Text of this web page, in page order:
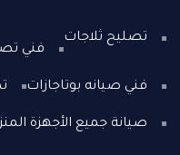
تصليح ثلاجات
فني
فني صيانه بوتاجازات
صيانة جميع الأجهزة